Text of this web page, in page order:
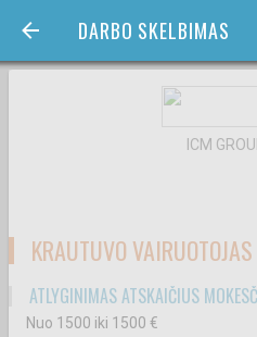
DARBO SKELBIMAS
ICM
KRAUTUVO
ATLYGINIMAS ATSKAIČIUS
Nuo 1500 iki 1500 €